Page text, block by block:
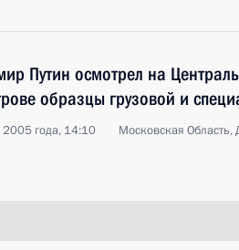
Путин осмотрел на
образцы грузовой и
2005 года, 14:10 Московская Область,